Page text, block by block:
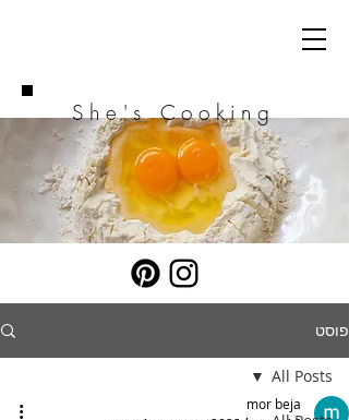
She's Cooking
פוסט
All Posts
mor beja